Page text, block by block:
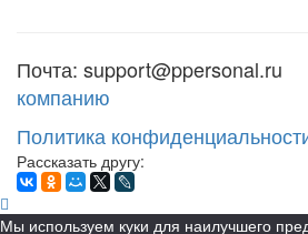
Почта:
компанию
Политика
Рассказать другу:
Мы используем куки для наилучшего